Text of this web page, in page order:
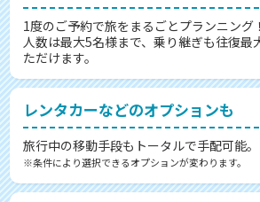
1度のご予約で旅をまるごとプランニング！
人数は最大5名様まで、乗り継ぎも往復最
ただけます。
レンタカーなどのオプションも
旅行中の移動手段もトータルで手配可能。
※条件により選択できるオプションが変わります。